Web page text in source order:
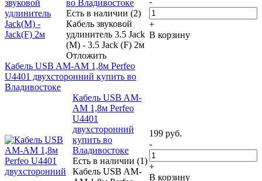
во Владивостоке
Есть в наличии (2)
Кабель звуковой
удлинитель 3.5 Jack
(M) - 3.5 Jack (F) 2м
Отложить
+
В корзину
Кабель USB AM-AM 1,8м Perfeo
U4401 двухсторонний купить во
Владивостоке
Кабель USB AM-
AM 1,8м Perfeo
U4401
двухсторонний
купить во
Владивостоке
Есть в наличии (1)
Кабель USB AM-
199 руб.
-
+
В корзину